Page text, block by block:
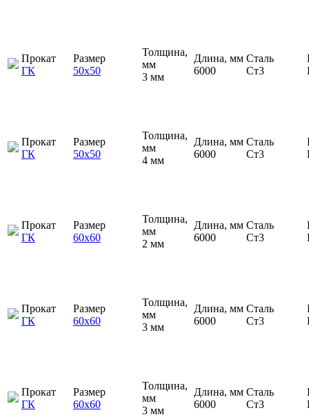
Прокат
ГК
Размер
50х50
Толщина,
мм
3 мм
Длина, мм
6000
Сталь
Ст3
Прокат
ГК
Размер
50х50
Толщина,
мм
4 мм
Длина, мм
6000
Сталь
Ст3
Прокат
ГК
Размер
60х60
Толщина,
мм
2 мм
Длина, мм
6000
Сталь
Ст3
Прокат
ГК
Размер
60х60
Толщина,
мм
3 мм
Длина, мм
6000
Сталь
Ст3
Прокат
ГК
Размер
60х60
Толщина,
мм
3 мм
Длина, мм
6000
Сталь
Ст3